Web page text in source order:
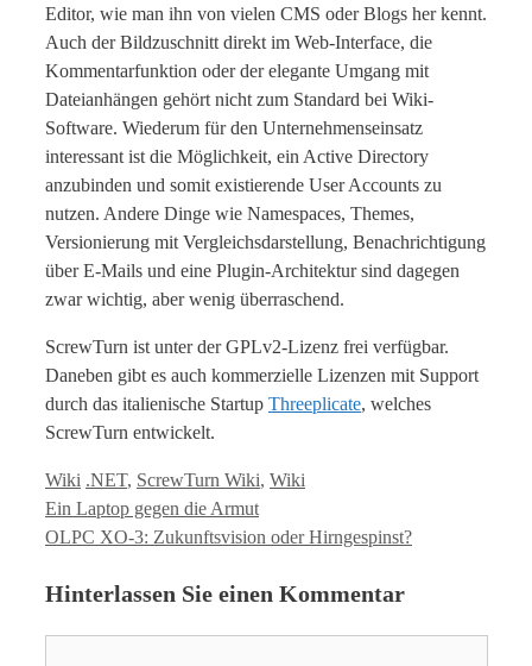
Editor, wie man ihn von vielen CMS oder Blogs her kennt.
Auch der Bildzuschnitt direkt im Web-Interface, die
Kommentarfunktion oder der elegante Umgang mit
Dateianhängen gehört nicht zum Standard bei Wiki-
Software. Wiederum für den Unternehmenseinsatz
interessant ist die Möglichkeit, ein Active Directory
anzubinden und somit existierende User Accounts zu
nutzen. Andere Dinge wie Namespaces, Themes,
Versionierung mit Vergleichsdarstellung, Benachrichtigung
über E-Mails und eine Plugin-Architektur sind dagegen
zwar wichtig, aber wenig überraschend.
ScrewTurn ist unter der GPLv2-Lizenz frei verfügbar.
Daneben gibt es auch kommerzielle Lizenzen mit Support
durch das italienische Startup Threeplicate, welches
ScrewTurn entwickelt.
Kategorien
Wiki Tags
.NET, ScrewTurn Wiki, Wiki
Ein Laptop gegen die Armut
OLPC XO-3: Zukunftsvision oder Hirngespinst?
Hinterlassen Sie einen Kommentar